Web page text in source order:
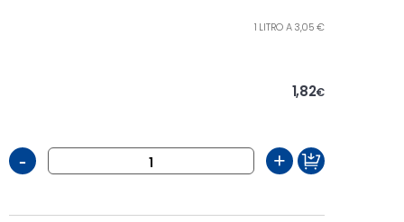
1 LITRO A 3,05 €
1,82€
- +